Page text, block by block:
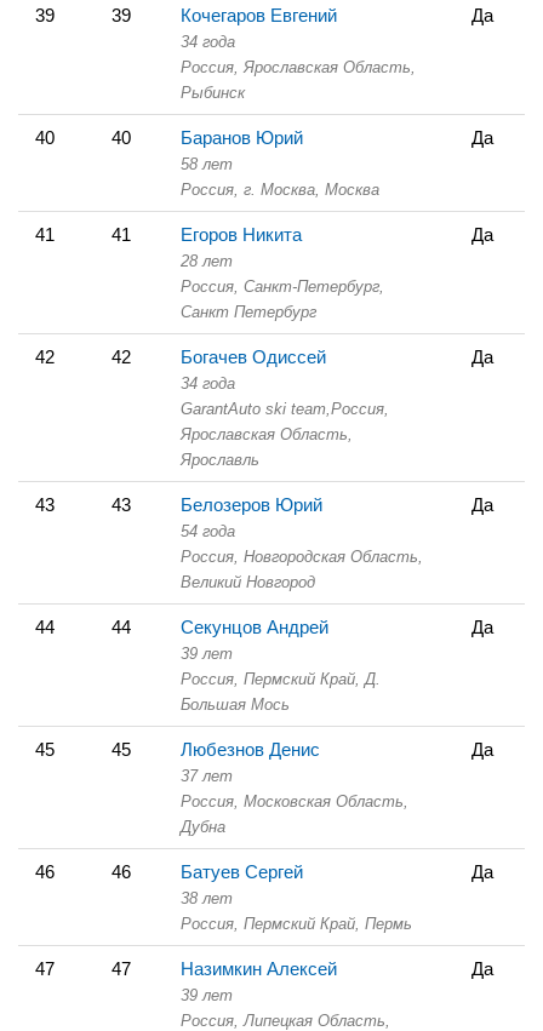
39 39 Кочегаров Евгений
34 года
Россия, Ярославская Область,
Рыбинск
Да
40 40 Баранов Юрий
58 лет
Россия, г. Москва, Москва
Да
41 41 Егоров Никита
28 лет
Россия, Санкт-Петербург,
Санкт Петербург
Да
42 42 Богачев Одиссей
34 года
GarantAuto ski team, Россия,
Ярославская Область,
Ярославль
Да
43 43 Белозеров Юрий
54 года
Россия, Новгородская Область,
Великий Новгород
Да
44 44 Секунцов Андрей
39 лет
Россия, Пермский Край, Д.
Большая Мось
Да
45 45 Любезнов Денис
37 лет
Россия, Московская Область,
Дубна
Да
46 46 Батуев Сергей
38 лет
Россия, Пермский Край, Пермь
Да
47 47 Назимкин Алексей
39 лет
Россия, Липецкая Область,
Да